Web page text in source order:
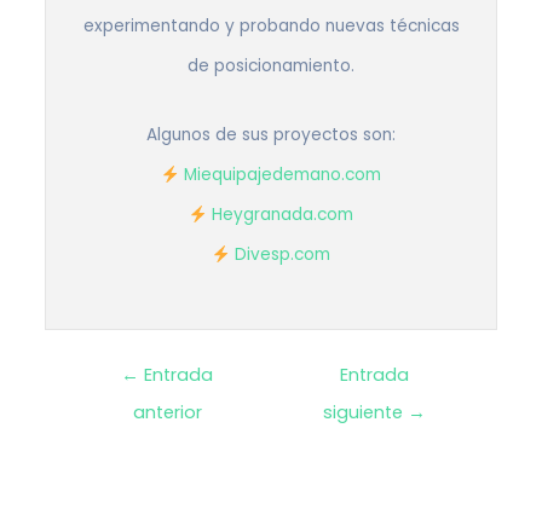
experimentando y probando nuevas técnicas
de posicionamiento.
Algunos de sus proyectos son:
Miequipajedemano.com
Heygranada.com
Divesp.com
Navegación
← Entrada
anterior
Entrada
siguiente →